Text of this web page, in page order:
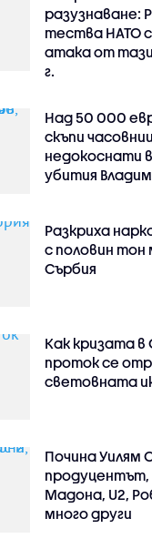
разузнаване:
тества НАТО
атака от
г.
Над 50 000
скъпи
недокоснати
убития
Разкриха
с половин тон
Сърбия
Как кризата в
проток се
световната
Почина Уилям
продуцентът,
Мадона, U2,
много други